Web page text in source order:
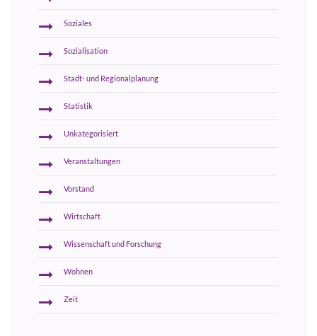
Soziales
Sozialisation
Stadt- und Regionalplanung
Statistik
Unkategorisiert
Veranstaltungen
Vorstand
Wirtschaft
Wissenschaft und Forschung
Wohnen
Zeit